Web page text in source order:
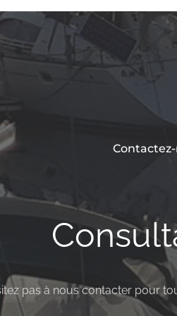
pas à nous contacter pour